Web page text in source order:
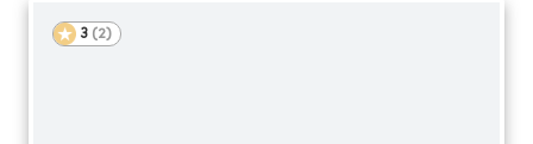
3 (2)